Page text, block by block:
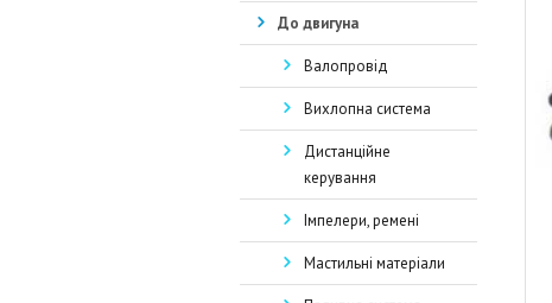
До двигуна
Валопровід
Вихлопна система
Дистанційне
керування
Імпелери, ремені
Мастильні матеріали